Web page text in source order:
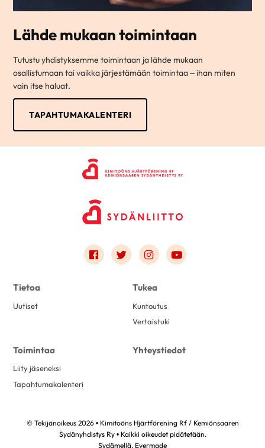
Lähde mukaan toimintaan
Tutustu yhdistyksemme toimintaan ja lähde mukaan
osallistumaan tai vaikka järjestämään toimintaa – ihan miten
vain itse haluat.
TAPAHTUMAKALENTERI
Link to facebook
Link to twitter
Link to instagram
Link to youtube
Tietoa
Uutiset
Tukea
Kuntoutus
Vertaistuki
Toimintaa
Liity jäseneksi
Tapahtumakalenteri
Yhteystiedot
© Tekijänoikeus 2026 • Kimitoöns Hjärtförening Rf / Kemiönsaaren
Sydänyhdistys Ry • Kaikki oikeudet pidätetään.
Sydämellä, Evermade